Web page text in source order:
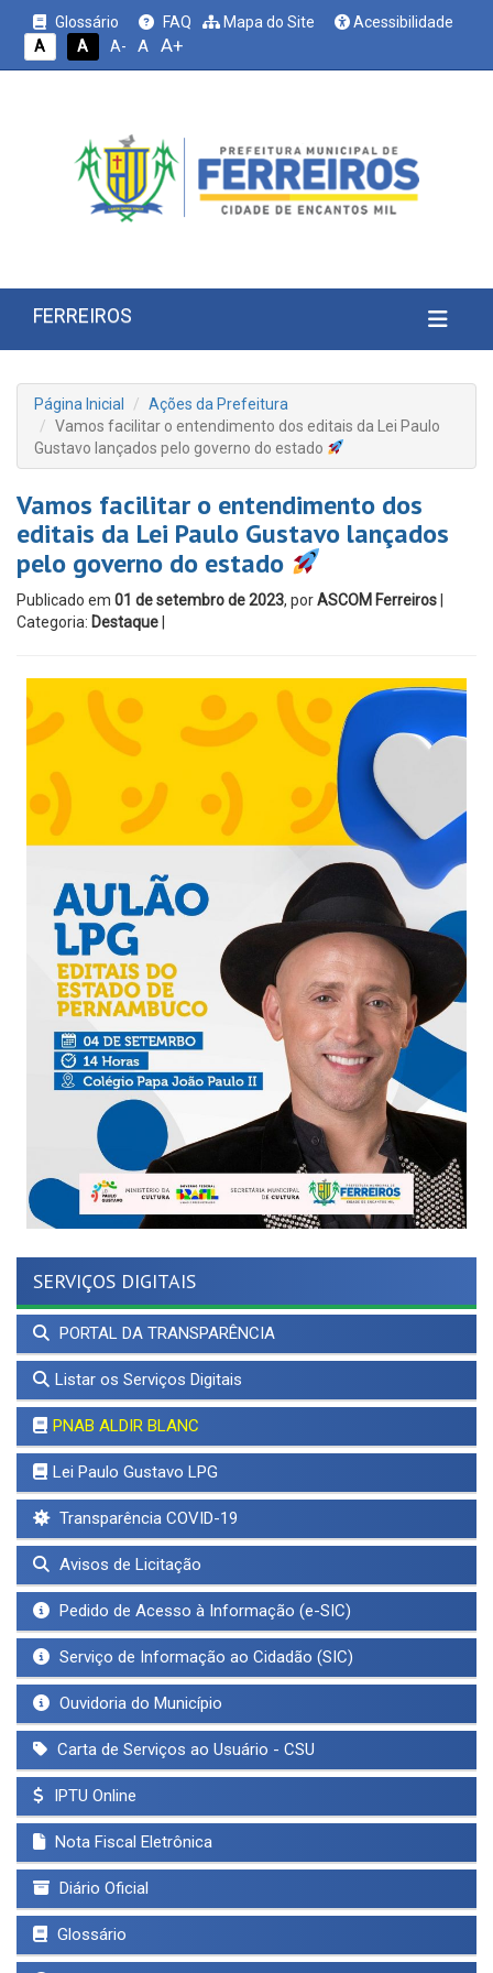
Glossário FAQ Mapa do Site
Acessibilidade
A
A A- A A+
FERREIROS
Página Inicial
Ações da Prefeitura
Vamos facilitar o entendimento dos editais da Lei Paulo
Gustavo lançados pelo governo do estado
Vamos facilitar o entendimento dos
editais da Lei Paulo Gustavo lançados
pelo governo do estado
Publicado em 01 de setembro de 2023, porASCOM Ferreiros
Categoria: Destaque
SERVIÇOS DIGITAIS
PORTAL DA TRANSPARÊNCIA
Listar os Serviços Digitais
PNAB ALDIR BLANC
Lei Paulo Gustavo LPG
Transparência COVID-19
Avisos de Licitação
Pedido de Acesso à Informação (e-SIC)
Serviço de Informação ao Cidadão (SIC)
Ouvidoria do Município
Carta de Serviços ao Usuário - CSU
IPTU Online
Nota Fiscal Eletrônica
Diário Oficial
Glossário